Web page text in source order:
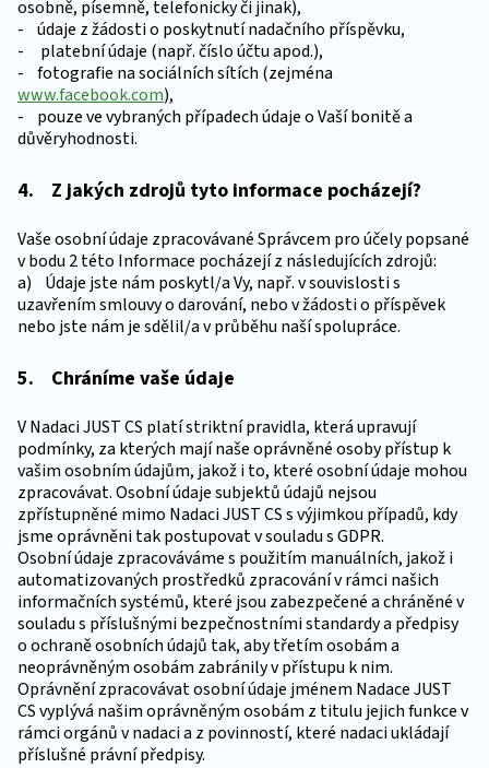
osobně, písemně, telefonicky či jinak),
- údaje z žádosti o poskytnutí nadačního příspěvku,
- platební údaje (např. číslo účtu apod.),
- fotografie na sociálních sítích (zejména
www.facebook.com),
- pouze ve vybraných případech údaje o Vaší bonitě a
důvěryhodnosti.
4. Z jakých zdrojů tyto informace pocházejí?
Vaše osobní údaje zpracovávané Správcem pro účely popsané
v bodu 2 této Informace pocházejí z následujících zdrojů:
a) Údaje jste nám poskytl/a Vy, např. v souvislosti s
uzavřením smlouvy o darování, nebo v žádosti o příspěvek
nebo jste nám je sdělil/a v průběhu naší spolupráce.
5. Chráníme vaše údaje
V Nadaci JUST CS platí striktní pravidla, která upravují
podmínky, za kterých mají naše oprávněné osoby přístup k
vašim osobním údajům, jakož i to, které osobní údaje mohou
zpracovávat. Osobní údaje subjektů údajů nejsou
zpřístupněné mimo Nadaci JUST CS s výjimkou případů, kdy
jsme oprávněni tak postupovat v souladu s GDPR.
Osobní údaje zpracováváme s použitím manuálních, jakož i
automatizovaných prostředků zpracování v rámci našich
informačních systémů, které jsou zabezpečené a chráněné v
souladu s příslušnými bezpečnostními standardy a předpisy
o ochraně osobních údajů tak, aby třetím osobám a
neoprávněným osobám zabránily v přístupu k nim.
Oprávnění zpracovávat osobní údaje jménem Nadace JUST
CS vyplývá našim oprávněným osobám z titulu jejich funkce v
rámci orgánů v nadaci a z povinností, které nadaci ukládají
příslušné právní předpisy.